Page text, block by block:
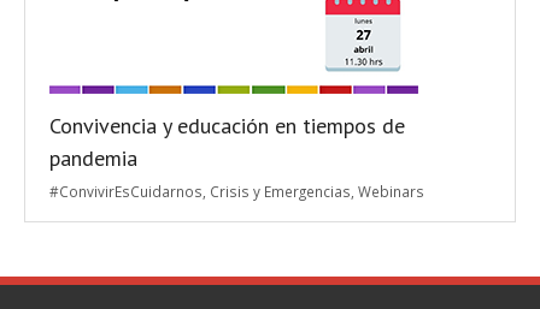
Convivencia y educación en tiempos de
pandemia
#ConvivirEsCuidarnos Crisis y Emergencias Webinars